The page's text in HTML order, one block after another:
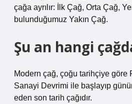
çağa ayrılır: İlk Çağ, Orta Çağ,
bulunduğumuz Yakın Çağ.
Şu an hangi
Modern çağ, çoğu tarihçiye göre
Sanayi Devrimi ile başlayıp
eden son tarih çağıdır.